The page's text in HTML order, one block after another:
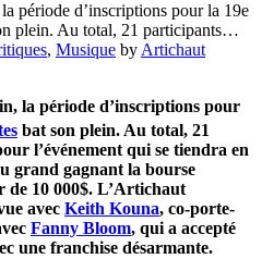
période d’inscriptions pour la 19e
plein. Au total, 21 participants…
, Musique by Artichaut
la période d’inscriptions pour
bat son plein. Au total, 21
l’événement qui se tiendra en
grand gagnant la bourse
de 10 000$. L’Artichaut
avec Keith Kouna, co-porte-
Fanny Bloom, qui a accepté
une franchise désarmante.